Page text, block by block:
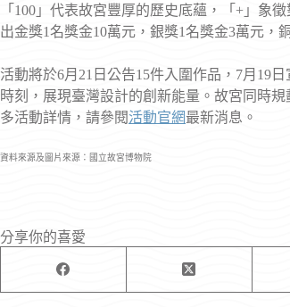
「100」代表故宮豐厚的歷史底蘊，「+」象
出金獎1名獎金10萬元，銀獎1名獎金3萬元，
活動將於6月21日公告15件入圍作品，7月19
時刻，展現臺灣設計的創新能量。故宮同時
多活動詳情，請參閱活動官網最新消息。
資料來源及圖片來源：國立故宮博物院
分享你的喜愛